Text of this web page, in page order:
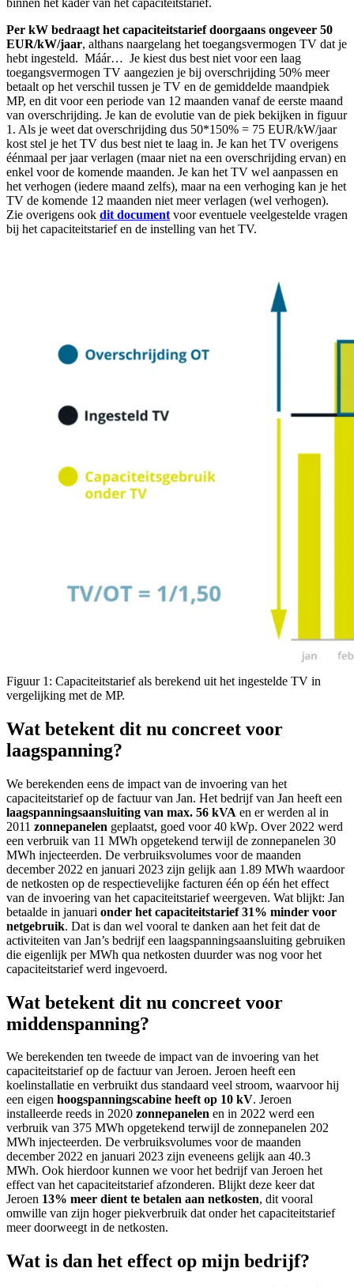
Per kW bedraagt het capaciteitstarief doorgaans ongeveer 50
EUR/kW/jaar, althans naargelang het toegangsvermogen TV dat je
hebt ingesteld. Máár… Je kiest dus best niet voor een laag
toegangsvermogen TV aangezien je bij overschrijding 50% meer
betaalt op het verschil tussen je TV en de gemiddelde maandpiek
MP, en dit voor een periode van 12 maanden vanaf de eerste maand
van overschrijding. Je kan de evolutie van de piek bekijken in figuur
1. Als je weet dat overschrijding dus 50*150% = 75 EUR/kW/jaar
kost stel je het TV dus best niet te laag in. Je kan het TV overigens
éénmaal per jaar verlagen (maar niet na een overschrijding ervan) en
enkel voor de komende maanden. Je kan het TV wel aanpassen en
het verhogen (iedere maand zelfs), maar na een verhoging kan je het
TV de komende 12 maanden niet meer verlagen (wel verhogen).
Zie overigens ook dit document voor eventuele veelgestelde vragen
bij het capaciteitstarief en de instelling van het TV.
Figuur 1: Capaciteitstarief als berekend uit het ingestelde TV in
vergelijking met de MP.
Wat betekent dit nu concreet voor
laagspanning?
We berekenden eens de impact van de invoering van het
capaciteitstarief op de factuur van Jan. Het bedrijf van Jan heeft een
laagspanningsaansluiting van max. 56 kVA en er werden al in
2011 zonnepanelen geplaatst, goed voor 40 kWp. Over 2022 werd
een verbruik van 11 MWh opgetekend terwijl de zonnepanelen 30
MWh injecteerden. De verbruiksvolumes voor de maanden
december 2022 en januari 2023 zijn gelijk aan 1.89 MWh waardoor
de netkosten op de respectievelijke facturen één op één het effect
van de invoering van het capaciteitstarief weergeven. Wat blijkt: Jan
betaalde in januari onder het capaciteitstarief 31% minder voor
netgebruik. Dat is dan wel vooral te danken aan het feit dat de
activiteiten van Jan’s bedrijf een laagspanningsaansluiting gebruiken
die eigenlijk per MWh qua netkosten duurder was nog voor het
capaciteitstarief werd ingevoerd.
Wat betekent dit nu concreet voor
middenspanning?
We berekenden ten tweede de impact van de invoering van het
capaciteitstarief op de factuur van Jeroen. Jeroen heeft een
koelinstallatie en verbruikt dus standaard veel stroom, waarvoor hij
een eigen hoogspanningscabine heeft op 10 kV. Jeroen
installeerde reeds in 2020 zonnepanelen en in 2022 werd een
verbruik van 375 MWh opgetekend terwijl de zonnepanelen 202
MWh injecteerden. De verbruiksvolumes voor de maanden
december 2022 en januari 2023 zijn eveneens gelijk aan 40.3
MWh. Ook hierdoor kunnen we voor het bedrijf van Jeroen het
effect van het capaciteitstarief afzonderen. Blijkt deze keer dat
Jeroen 13% meer dient te betalen aan netkosten, dit vooral
omwille van zijn hoger piekverbruik dat onder het capaciteitstarief
meer doorweegt in de netkosten.
Wat is dan het effect op mijn bedrijf?